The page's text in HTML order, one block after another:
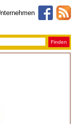
Finden